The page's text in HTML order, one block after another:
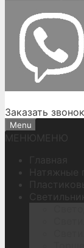
Заказать звонок
Menu
МЕНЮМЕНЮ
Главная
Натяжные